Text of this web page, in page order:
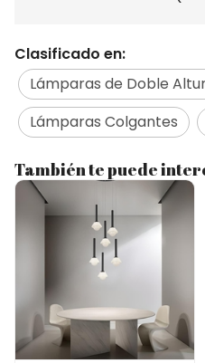
Clasificado en:
Lámparas de Doble
Lámparas Colgantes
También te puede